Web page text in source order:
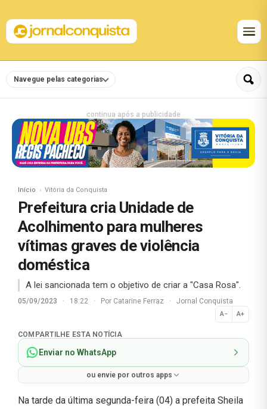
Navegue pelas categorias
continua após a publicidade
Início Vitória da Conquista
Prefeitura cria Unidade de
Acolhimento para mulheres
vítimas graves de violência
doméstica
A lei sancionada tem o objetivo de criar a "Casa Rosa".
05/09/2023 · 18:22 · Por Catarine Ferraz · Jornal Conquista
A− A+
Normal
COMPARTILHE ESTA NOTÍCIA
Enviar no WhatsApp
ou envie por outros apps
Na tarde da última segunda-feira (04) a prefeita Sheila